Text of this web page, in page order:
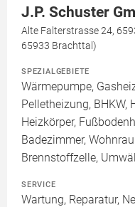
J.P. Schuster
Alte Falterstrasse 24,
65933 Brachttal)
SPEZIALGEBIETE
Wärmepumpe,
Pelletheizung, BHKW,
Heizkörper,
Badezimmer,
Brennstoffzelle,
SERVICE
Wartung, Reparatur,